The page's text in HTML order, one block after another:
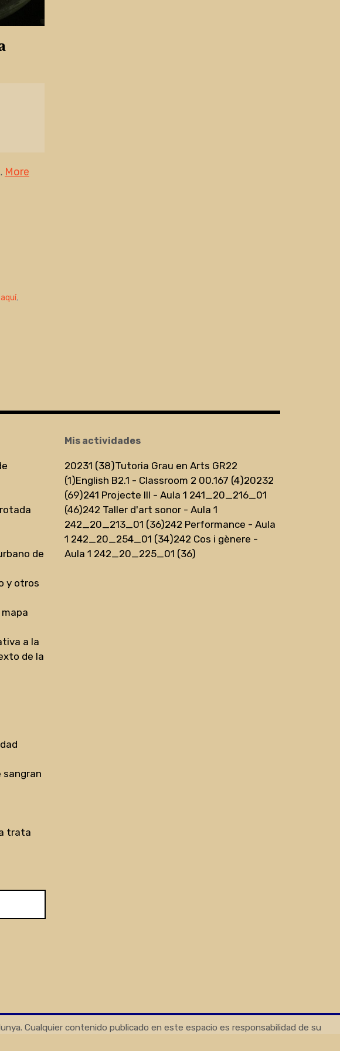
More
,
de
y otros
a la
de la
sangran
trata
Mis actividades
20231 (38)Tutoria Grau en Arts GR22
(1)English B2.1 - Classroom 2 00.167 (4)20232
(69)241 Projecte III - Aula 1 241_20_216_01
(46)242 Taller d'art sonor - Aula 1
242_20_213_01 (36)242 Performance - Aula
1 242_20_254_01 (34)242 Cos i gènere -
Aula 1 242_20_225_01 (36)
Cualquier contenido publicado en este espacio es responsabilidad de su